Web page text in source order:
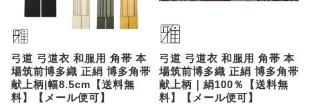
弓道 弓道衣 和服用 角帯 本
場筑前博多織 正絹 博多角帯
献上柄|幅8.5cm【送料無
料】【メール便可】
弓道 弓道衣 和服用 角帯 本
場筑前博多織 正絹 博多角帯
献上柄｜絹100％【送料無
料】【メール便可】